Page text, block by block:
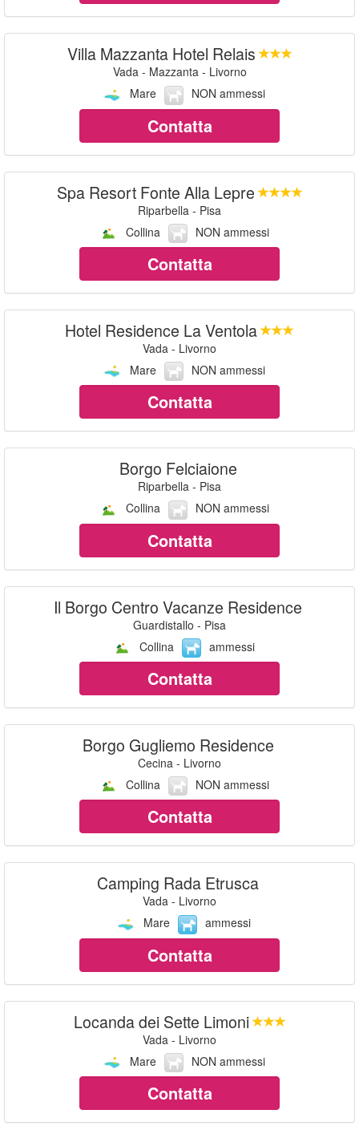
Villa Mazzanta Hotel Relais
Vada - Mazzanta - Livorno
Mare
NON ammessi
Contatta
Spa Resort Fonte Alla Lepre
Riparbella - Pisa
Collina
NON ammessi
Contatta
Hotel Residence La Ventola
Vada - Livorno
Mare
NON ammessi
Contatta
Borgo Felciaione
Riparbella - Pisa
Collina
NON ammessi
Contatta
Il Borgo Centro Vacanze Residence
Guardistallo - Pisa
Collina
ammessi
Contatta
Borgo Gugliemo Residence
Cecina - Livorno
Collina
NON ammessi
Contatta
Camping Rada Etrusca
Vada - Livorno
Mare
ammessi
Contatta
Locanda dei Sette Limoni
Vada - Livorno
Mare
NON ammessi
Contatta